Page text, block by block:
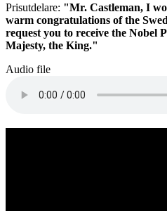
Prisutdelare: "Mr. Castleman, I
warm congratulations of the
request you to receive the Nobel
Majesty, the King."
Audio file